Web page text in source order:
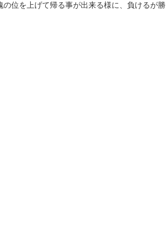
位を上げて帰る事が出来る様に、負けるが勝